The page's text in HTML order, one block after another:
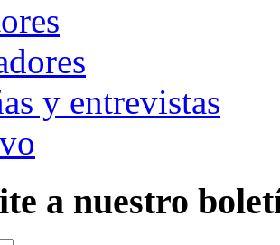
y entrevistas
a nuestro